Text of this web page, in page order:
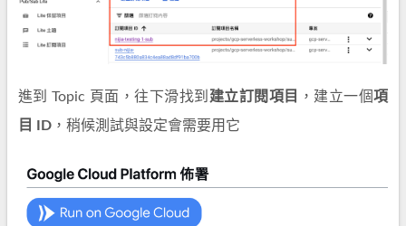
進到 Topic 頁面，往下滑找到 建立訂閱項目 ，建立一個項
目 ID ，稍候測試與設定會需要用它